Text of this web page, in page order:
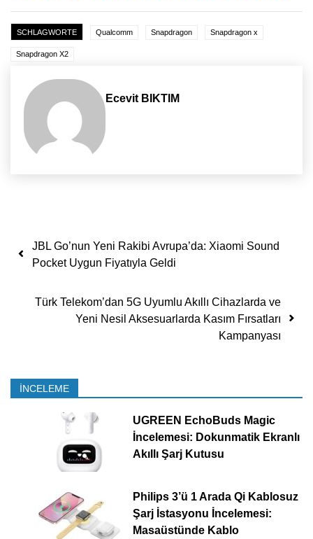
SCHLAGWORTE Qualcomm Snapdragon Snapdragon x
Snapdragon X2
Ecevit BIKTIM
Yazı dolaşımı
JBL Go’nun Yeni Rakibi Avrupa’da: Xiaomi Sound
Pocket Uygun Fiyatıyla Geldi
Türk Telekom’dan 5G Uyumlu Akıllı Cihazlarda ve
Yeni Nesil Aksesuarlarda Kasım Fırsatları
Kampanyası
İNCELEME
UGREEN EchoBuds Magic
İncelemesi: Dokunmatik Ekranlı
Akıllı Şarj Kutusu
Philips 3’ü 1 Arada Qi Kablosuz
Şarj İstasyonu İncelemesi:
Masaüstünde Kablo